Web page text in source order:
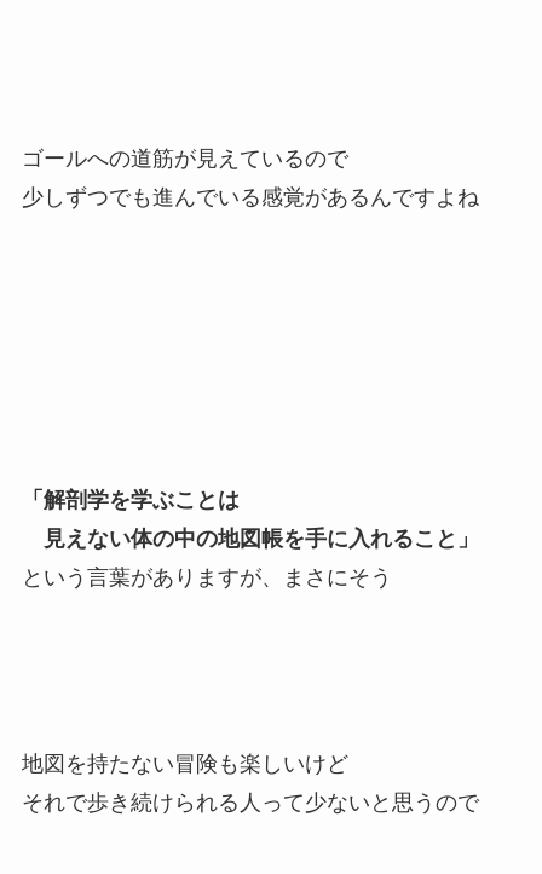
ゴールへの道筋が見えているので
少しずつでも進んでいる感覚があるんですよね
「解剖学を学ぶことは
見えない体の中の地図帳を手に入れること」
という言葉がありますが、まさにそう
地図を持たない冒険も楽しいけど
それで歩き続けられる人って少ないと思うので